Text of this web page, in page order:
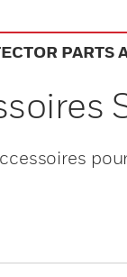
PARTS